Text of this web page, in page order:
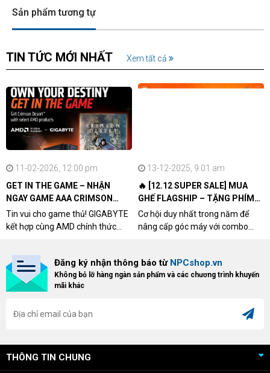
Sản phẩm tương tự
TIN TỨC MỚI NHẤT Xem tất cả
11-02-2026, 12:00 pm
GET IN THE GAME – NHẬN
NGAY GAME AAA CRIMSON
DESERT CÙNG GIGABYTE &
AMD
Tin vui cho game thủ! GIGABYTE
kết hợp cùng AMD chính thức
khách hàng sở hữu VGA Radeon
RX 9070 / RX 9070 XT.
13-12-2025, 9:01 am
🔥 [12.12 SUPER SALE] MUA
GHẾ FLAGSHIP – TẶNG PHÍM
CƠ XỊN
Cơ hội duy nhất trong năm để
nâng cấp góc máy với combo
dòng ghế Gaming cao cấp nhất,
bạn sẽ nhận ngay quà tặng trị giá
Đăng ký nhận thông báo từ NPCshop.vn
Không bỏ lỡ hàng ngàn sản phẩm và các chương trình khuyến
mãi khác
THÔNG TIN CHUNG